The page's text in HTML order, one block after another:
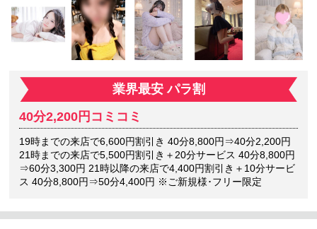
業界最安 パラ割
40分2,200円コミコミ
19時までの来店で6,600円割引き 40分8,800円⇒40分2,200円
21時までの来店で5,500円割引き＋20分サービス 40分8,800円
⇒60分3,300円 21時以降の来店で4,400円割引き＋10分サービ
ス 40分8,800円⇒50分4,400円 ※ご新規様･フリー限定